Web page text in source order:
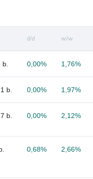
d/d w/w
0,00% 1,76%
b. 0,00% 1,97%
b. 0,00% 2,12%
0,68% 2,66%